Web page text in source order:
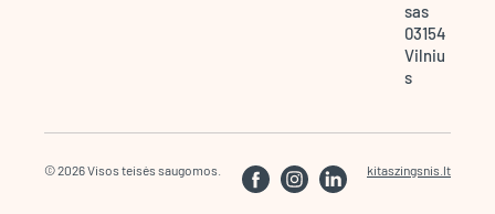
sas
03154
Vilniu
s
© 2026 Visos teisės saugomos. kitaszingsnis.lt